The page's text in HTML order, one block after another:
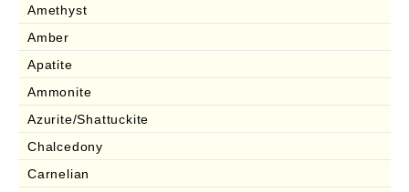
Amethyst
Amber
Apatite
Ammonite
Azurite/Shattuckite
Chalcedony
Carnelian